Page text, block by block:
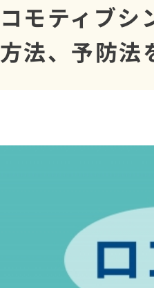
モティブシ
法、予防法